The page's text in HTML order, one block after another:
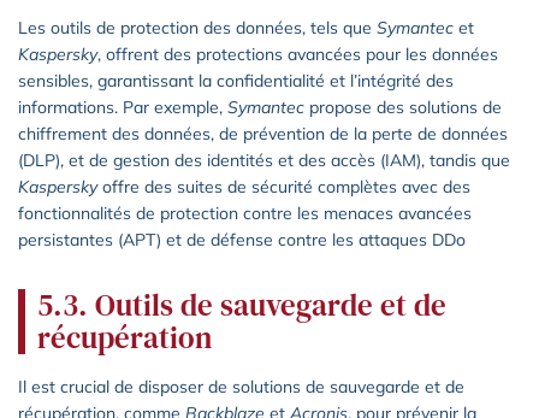
Les outils de protection des données, tels que Symantec et
Kaspersky, offrent des protections avancées pour les données
sensibles, garantissant la confidentialité et l’intégrité des
informations. Par exemple, Symantec propose des solutions de
chiffrement des données, de prévention de la perte de données
(DLP), et de gestion des identités et des accès (IAM), tandis que
Kasperskyoffre des suites de sécurité complètes avec des
fonctionnalités de protection contre les menaces avancées
persistantes (APT) et de défense contre les attaques DDo
5.3. Outils de sauvegarde et de
récupération
Il est crucial de disposer de solutions de sauvegarde et de
récupération, comme Backblaze et Acronis, pour prévenir la